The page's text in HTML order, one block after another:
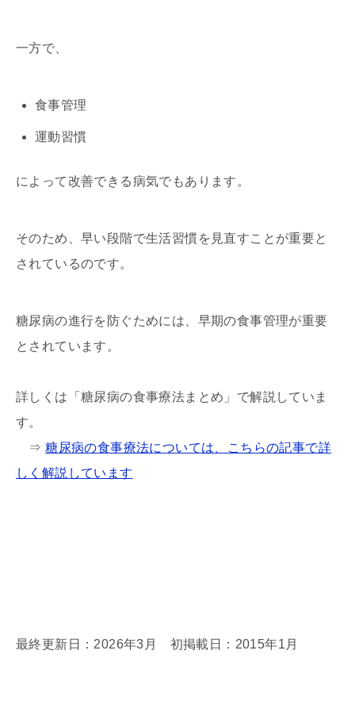
一方で、
食事管理
運動習慣
によって改善できる病気でもあります。
そのため、早い段階で生活習慣を見直すことが重要と
されているのです。
糖尿病の進行を防ぐためには、早期の食事管理が重要
とされています。
詳しくは「糖尿病の食事療法まとめ」で解説していま
す。
⇒糖尿病の食事療法については、こちらの記事で詳
しく解説しています
最終更新日：2026年3月 初掲載日：2015年1月